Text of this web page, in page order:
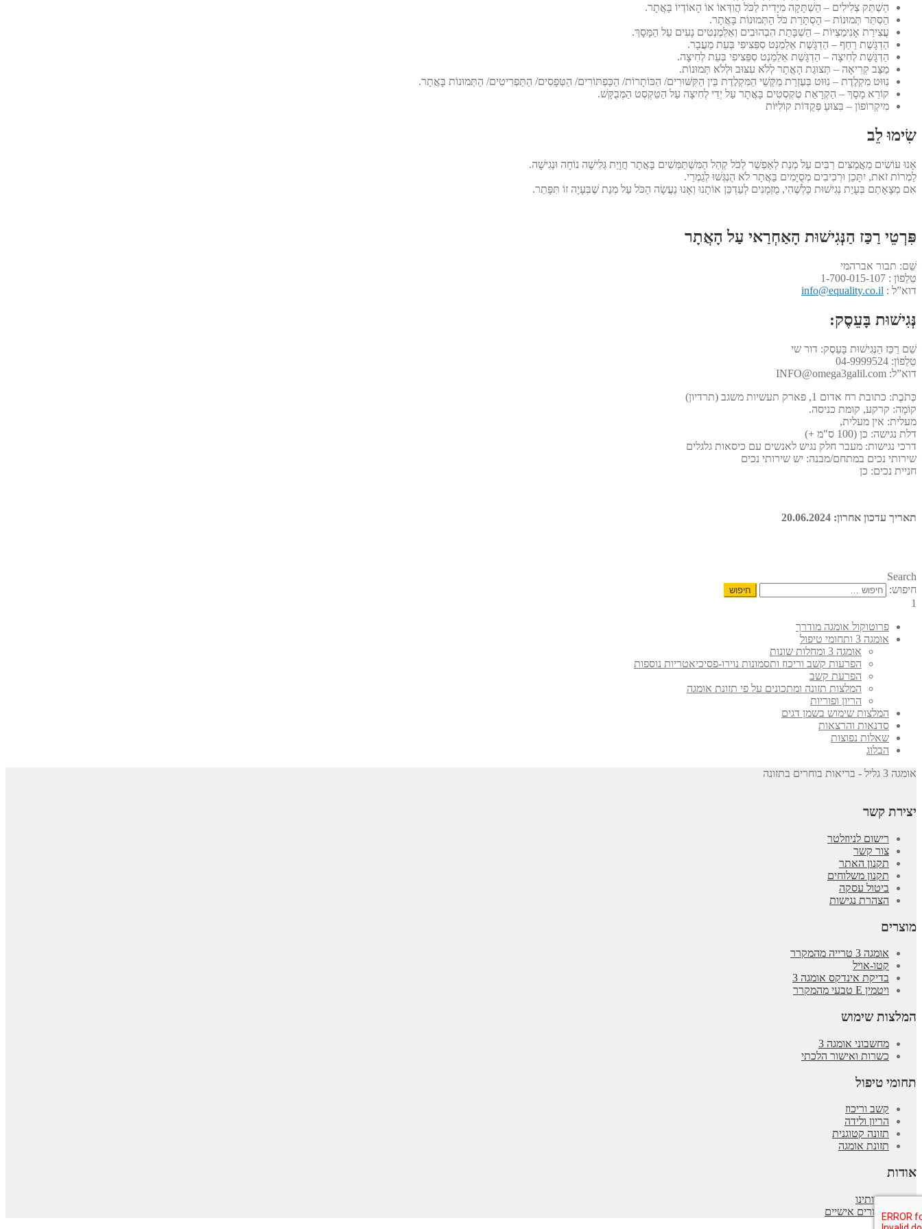
הַשְׁתֵּק צְלִילִים – הַשְׁתָּקָה מִיָּדִית לַכֹּל הֲוִדְּאוֹ אוֹ הָאוֹדְיוֹ בָּאֲתָר.
הַסְתֵּר תְּמוּנוֹת – הַסְתָּרַת כֹּל הַתְּמוּנוֹת בָּאֲתָר.
עֲצִירַת אָנִימַצְיוֹת – הַשְׁבָּתַת הִבְהוּבִים וְאֵלֵמֶנְטִים נָעִים עַל הַמָּסָךְ.
הַדְגָּשַׁת רַחַף – הַדְגָּשַׁת אֵלֵמֵנְט סְפֵּצִיפִי בְּעֵת מַעֲבָר.
הַדְגָּשַׁת לְחִיצָה – הַדְגָּשַׁת אֵלֵמֵנְט סְפֵּצִיפִי בְּעֵת לְחִיצָה.
מַצַּב קְרִיאָה – תְּצוּגַת הָאֲתָר לְלֹא עִצּוּב וּלְלֹא תְּמוּנוֹת.
נִוּוּט מִקְלֶדֶת – נִוּוּט בְּעֶזְרַת מַקַּשֵׁי הַמִּקְלֶדֶת בֵּין הַקִּשּׁוּרִים/ הַכּוֹתָרוֹת/ הַכַּפְתּוֹרִים/ הַטְּפָסִים/ הַתַּפְרִיטִים/ הַתְּמוּנוֹת בָּאֲתָר.
קוֹרֵא מָסָךְ – הַקְרָאַת טֶקְסְטִים בָּאֲתָר עַל יְדֵי לְחִיצָה עַל הַטֵּקְסְט הַמְּבֻקָּשׁ.
מִיקְרוֹפוֹן – בִּצּוּעַ פְּקֻדּוֹת קוֹלִיּוֹת
שִׂימוּ לֵב
אָנוּ עוֹשִׂים מַאֲמַצִּים רַבִּים עַל מְנַת לְאַפְשֵׁר לְכֹל קְהַל הַמִּשְׁתַּמְּשִׁים בָּאֲתָר חֲוָיַת גְּלִישָׁה נוֹחָה וּנְגִישָׁה.
לַמְרוֹת זֹאת, יִתָּכֵן וּרְכִיבִים מְסֻיָּמִים בַּאֲתָר לֹא הֻנְגְּשׁוּ לְגַמְרֵי.
אִם מְצָאָתַם בְּעָיַת נְגִישׁוּת כָּלְשֶׁהִי, מֻזְמָנִים לְעַדְכֵּן אוֹתָנוּ וְאָנוּ נַעֲשָׂה הַכֹּל עַל מְנַת שֶׁבְּעָיָה זוֹ תִּפָּתֵר.
פִּרְטֵי רַכַּז הַנְּגִישׁוּת הָאַחְרַאי עַל הָאֲתָר
שֵׁם: תבור אברהמי
טֵלֵפוֹן : 1-700-015-107
דוא”ל : info@equality.co.il
נְּגִישׁוּת בָּעֵסֶק:
שֵׁם רַכַּז הַנְּגִישׁוּת בָּעֵסֶק: דור שי
טֵלֵפוֹן: 04-9999524
דוא”ל: INFO@omega3galil.com
כְּתֹבֶת: כתובת רח אדום 1, פארק תעשיות משגב (תרדיון)
קוֹמָה: קרקע, קומת כניסה.
מעלית: אין מעלית,
דלת נגישה: כן (100 ס"מ +)
דרכי נגישות: מעבר חלק נגיש לאנשים עם כיסאות גלגלים
שירותי נכים במתחם/מבנה: יש שירותי נכים
חניית נכים: כן
תאריך עדכון אחרון: 20.06.2024
Search
חיפוש:
1
פרוטוקול אומגה מודרך
אומגה 3 ותחומי טיפול
אומגה 3 ומחלות שונות
הפרעות קשב וריכוז ותסמונות נוירו-פסיכיאטריות נוספות
הפרעת קשב
המלצות תזונה ומתכונים על פי תזונת אומגה
הריון ופוריות
המלצות שימוש בשמן דגים
סדנאות והרצאות
שאלות נפוצות
הבלוג
אומגה 3 גליל - בריאות בוחרים בתזונה
יצירת קשר
רישום לניוזלטר
צור קשר
תקנון האתר
תקנון משלוחים
ביטול עסקה
הצהרת נגישות
מוצרים
אומגה 3 טרייה מהמקרר
קטו-אויל
בדיקת אינדקס אומגה 3
ויטמין E טבעי מהמקרר
המלצות שימוש
מחשבוני אומגה 3
כשרות ואישור הלכתי
תחומי טיפול
קשב וריכוז
הריון ולידה
תזונה קטוגנית
תזונת אומגה
אודות
אודותינו
סיפורים אישיים